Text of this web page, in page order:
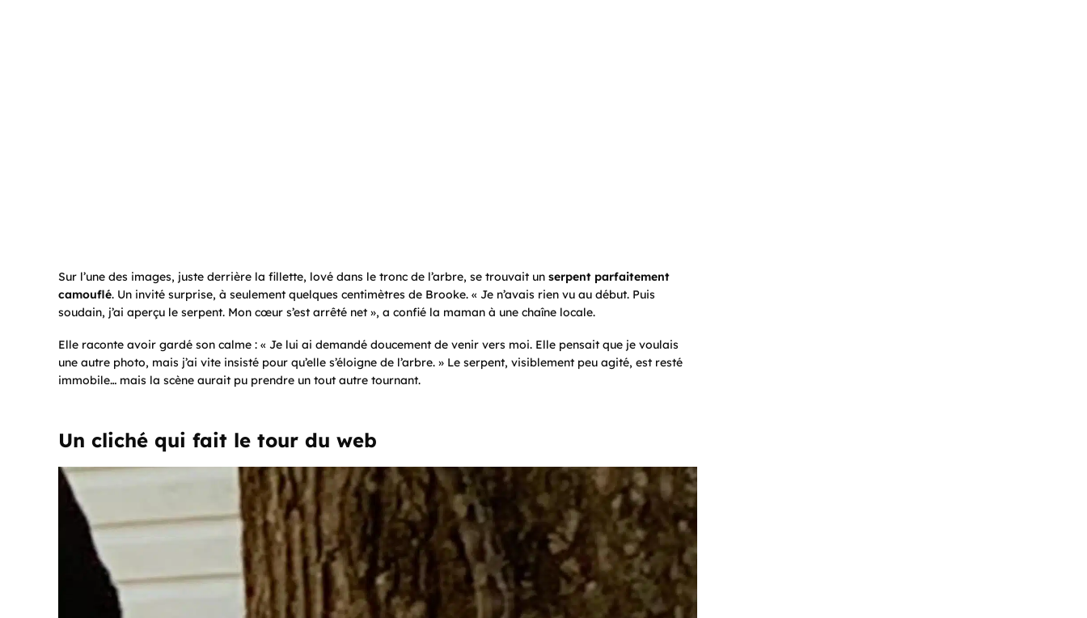
Sur l’une des images, juste derrière la fillette, lové dans le tronc de l’arbre, se trouvait un serpent parfaitement
camouflé. Un invité surprise, à seulement quelques centimètres de Brooke. « Je n’avais rien vu au début. Puis
soudain, j’ai aperçu le serpent. Mon cœur s’est arrêté net », a confié la maman à une chaîne locale.
Elle raconte avoir gardé son calme : « Je lui ai demandé doucement de venir vers moi. Elle pensait que je voulais
une autre photo, mais j’ai vite insisté pour qu’elle s’éloigne de l’arbre. » Le serpent, visiblement peu agité, est resté
immobile… mais la scène aurait pu prendre un tout autre tournant.
Un cliché qui fait le tour du web